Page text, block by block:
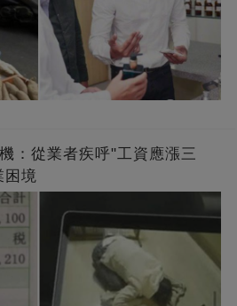
：從業者疾呼"工資應漲三
困境